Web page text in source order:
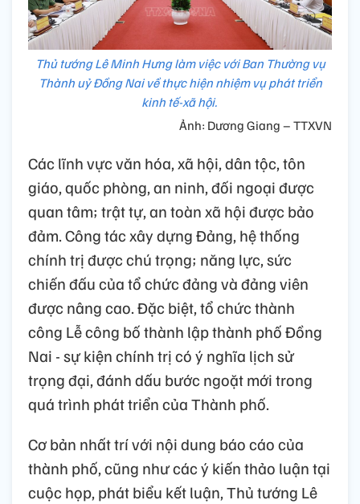
Thủ tướng Lê Minh Hưng làm việc với Ban Thường vụ
Thành uỷ Đồng Nai về thực hiện nhiệm vụ phát triển
kinh tế-xã hội.
Ảnh: Dương Giang – TTXVN
Các lĩnh vực văn hóa, xã hội, dân tộc, tôn
giáo, quốc phòng, an ninh, đối ngoại được
quan tâm; trật tự, an toàn xã hội được bảo
đảm. Công tác xây dựng Đảng, hệ thống
chính trị được chú trọng; năng lực, sức
chiến đấu của tổ chức đảng và đảng viên
được nâng cao. Đặc biệt, tổ chức thành
công Lễ công bố thành lập thành phố Đồng
Nai - sự kiện chính trị có ý nghĩa lịch sử
trọng đại, đánh dấu bước ngoặt mới trong
quá trình phát triển của Thành phố.
Cơ bản nhất trí với nội dung báo cáo của
thành phố, cũng như các ý kiến thảo luận tại
cuộc họp, phát biểu kết luận, Thủ tướng Lê